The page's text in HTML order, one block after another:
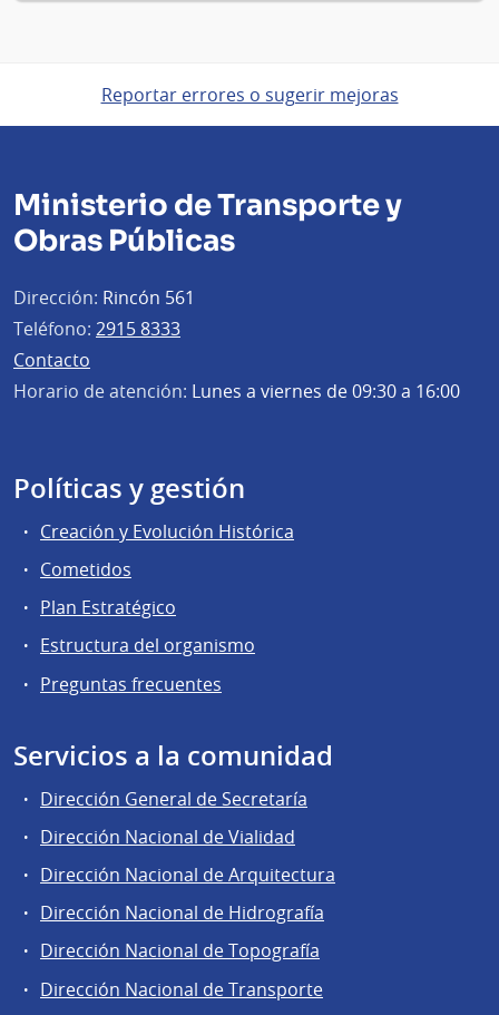
Reportar errores o sugerir mejoras
Ministerio de Transporte y
Obras Públicas
Dirección: Rincón 561
Teléfono: 2915 8333
Contacto
Horario de atención: Lunes a viernes de 09:30 a 16:00
Políticas y gestión
Creación y Evolución Histórica
Cometidos
Plan Estratégico
Estructura del organismo
Preguntas frecuentes
Servicios a la comunidad
Dirección General de Secretaría
Dirección Nacional de Vialidad
Dirección Nacional de Arquitectura
Dirección Nacional de Hidrografía
Dirección Nacional de Topografía
Dirección Nacional de Transporte